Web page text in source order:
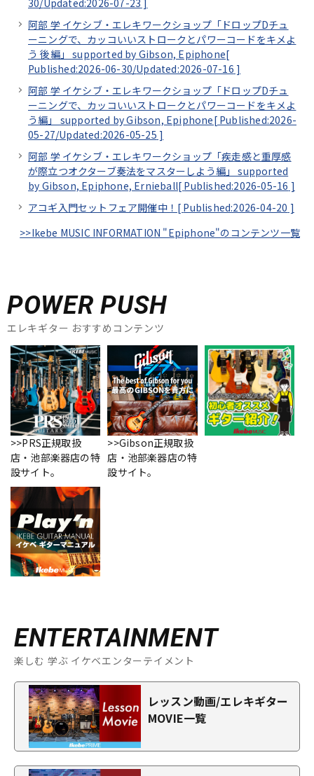
30/Updated:2026-07-23
阿部 学 イケシブ・エレキワークショップ「ドロップDチュ
ーニングで、カッコいいストロークとパワーコードをキメよ
う 後編」 supported by Gibson, Epiphone[
Published:2026-06-30/Updated:2026-07-16 ]
阿部 学 イケシブ・エレキワークショップ「ドロップDチュ
ーニングで、カッコいいストロークとパワーコードをキメよ
う編」 supported by Gibson, Epiphone[ Published:2026-
05-27/Updated:2026-05-25 ]
阿部 学 イケシブ・エレキワークショップ「疾走感と重厚感
が際立つオクターブ奏法をマスターしよう編」 supported
by Gibson, Epiphone, Ernieball[ Published:2026-05-16 ]
アコギ入門セットフェア開催中！[ Published:2026-04-20 ]
>>Ikebe MUSIC INFORMATION "Epiphone"のコンテンツ一覧
POWER PUSH
エレキギター おすすめコンテンツ
>>PRS正規取扱
店・池部楽器店の特
設サイト。
>>Gibson正規取扱
店・池部楽器店の特
設サイト。
ENTERTAINMENT
楽しむ 学ぶ イケベエンターテイメント
レッスン動画/エレキギター
MOVIE一覧